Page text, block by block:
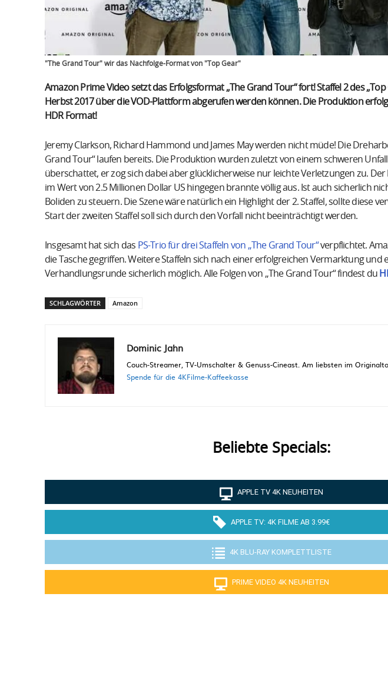
"The Grand Tour" wir das Nachfolge-Format von "Top Gear"
Amazon Prime Video setzt das Erfolgsformat „The Grand Tour“ fort! Staffel 2 des
Herbst 2017 über die VOD-Plattform abgerufen werden können. Die Produktion
HDR Format!
Jeremy Clarkson, Richard Hammond und James May werden nicht müde! Die
Grand Tour“ laufen bereits. Die Produktion wurden zuletzt von einem schweren
überschattet, er zog sich dabei aber glücklicherweise nur leichte Verletzungen zu.
im Wert von 2.5 Millionen Dollar US hingegen brannte völlig aus. Ist auch sicherlich
Boliden zu steuern. Die Szene wäre natürlich ein Highlight der 2. Staffel, sollte diese
Start der zweiten Staffel soll sich durch den Vorfall nicht beeinträchtigt werden.
Insgesamt hat sich das PS-Trio für drei Staffeln von „The Grand Tour“verpflichtet.
die Tasche gegriffen. Weitere Staffeln sich nach einer erfolgreichen Vermarktung und
Verhandlungsrunde sicherlich möglich. Alle Folgen von „The Grand Tour“ findest du
SCHLAGWÖRTER Amazon
Dominic Jahn
Couch-Streamer, TV-Umschalter & Genuss-Cineast. Am liebsten im
Spende für die 4KFilme-Kaffeekasse
Beliebte Specials:
APPLE TV 4K NEUHEITEN
APPLE TV: 4K FILME AB 3.99€
4K BLU-RAY KOMPLETTLISTE
PRIME VIDEO 4K NEUHEITEN